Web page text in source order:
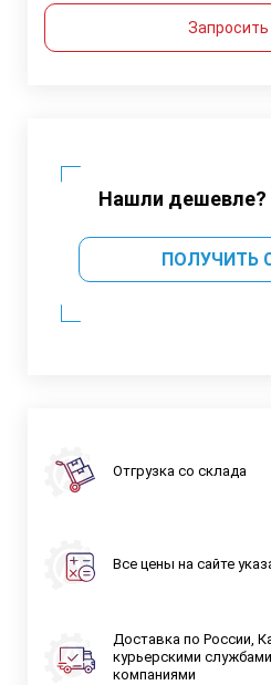
Запросить
Нашли дешевле?
ПОЛУЧИТЬ
Отгрузка со склада
Все цены на сайте
Доставка по России,
курьерскими
компаниями